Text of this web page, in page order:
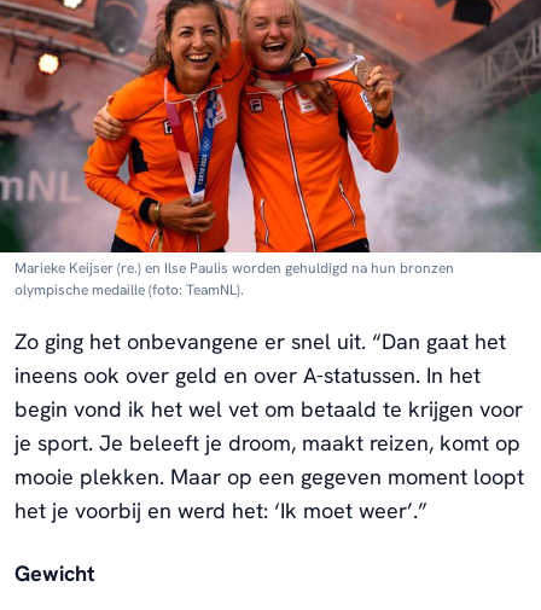
Marieke Keijser (re.) en Ilse Paulis worden gehuldigd na hun bronzen
olympische medaille (foto: TeamNL).
Zo ging het onbevangene er snel uit. “Dan gaat het
ineens ook over geld en over A-statussen. In het
begin vond ik het wel vet om betaald te krijgen voor
je sport. Je beleeft je droom, maakt reizen, komt op
mooie plekken. Maar op een gegeven moment loopt
het je voorbij en werd het: ‘Ik moet weer’.”
Gewicht